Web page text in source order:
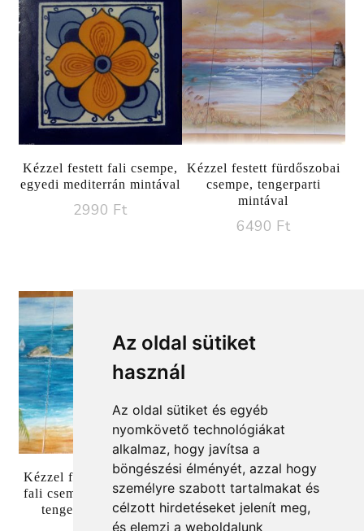
Az oldal sütiket
használ
Az oldal sütiket és egyéb
nyomkövető technológiákat
alkalmaz, hogy javítsa a
böngészési élményét, azzal hogy
személyre szabott tartalmakat és
célzott hirdetéseket jelenít meg,
és elemzi a weboldalunk
Kézzel festett fali csempe,
egyedi mediterrán mintával
2990 Ft
Kézzel festett fürdőszobai
csempe, tengerparti
mintával
6490 Ft
Kézzel festett fürdőszobai
fali csempe. Csempefestés
tengerparti mintával
Csempefestés, kézzel
festett csempe orchidea
virág mintával